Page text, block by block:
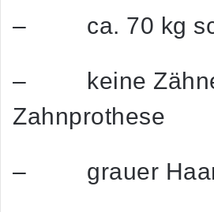
– ca. 70 kg
– keine
Zahnprothese
– grauer